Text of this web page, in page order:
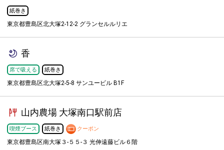
紙巻き
東京都豊島区北大塚2-12-2 グランセルルリエ
香
席で吸える 紙巻き
東京都豊島区北大塚2-5-8 サンユービル B1F
山内農場 大塚南口駅前店
喫煙ブース 紙巻き クーポン
東京都豊島区南大塚３-５５-３ 光伸遠藤ビル６階